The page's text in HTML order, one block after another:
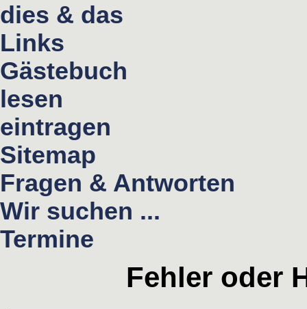
dies & das
Links
Gästebuch
lesen
eintragen
Sitemap
Fragen & Antworten
Wir suchen ...
Termine
Fehler oder